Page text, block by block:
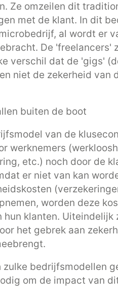
Ze omzeilen dit
met de klant. In dit
al wordt er
De 'freelancers'
verschil dat de 'gigs'
niet de zekerheid van
buiten de boot
van de
werknemers
etc.) noch door de
er niet van kan
worden deze
klanten. Uiteindelijk
het gebrek aan
bedrijfsmodellen
om de impact van